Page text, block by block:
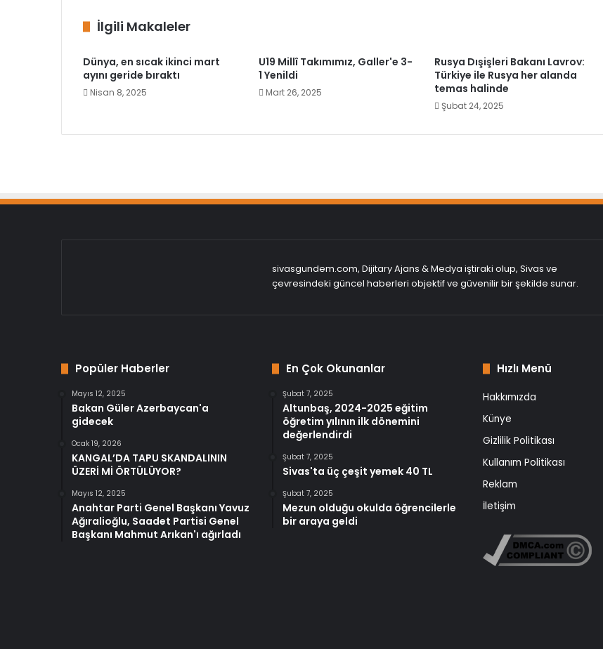
İlgili Makaleler
Dünya, en sıcak ikinci mart
ayını geride bıraktı
Nisan 8, 2025
U19 Millî Takımımız, Galler'e 3-
1 Yenildi
Mart 26, 2025
Rusya Dışişleri Bakanı Lavrov:
Türkiye ile Rusya her alanda
temas halinde
Şubat 24, 2025
sivasgundem.com, Dijitary Ajans & Medya iştiraki olup, Sivas ve
çevresindeki güncel haberleri objektif ve güvenilir bir şekilde sunar.
Popüler Haberler
Mayıs 12, 2025
Bakan Güler Azerbaycan'a
gidecek
Ocak 19, 2026
KANGAL’DA TAPU SKANDALININ
ÜZERİ Mİ ÖRTÜLÜYOR?
Mayıs 12, 2025
Anahtar Parti Genel Başkanı Yavuz
Ağıralioğlu, Saadet Partisi Genel
Başkanı Mahmut Arıkan'ı ağırladı
En Çok Okunanlar
Şubat 7, 2025
Altunbaş, 2024-2025 eğitim
öğretim yılının ilk dönemini
değerlendirdi
Şubat 7, 2025
Sivas'ta üç çeşit yemek 40 TL
Şubat 7, 2025
Mezun olduğu okulda öğrencilerle
bir araya geldi
Hızlı Menü
Hakkımızda
Künye
Gizlilik Politikası
Kullanım Politikası
Reklam
İletişim